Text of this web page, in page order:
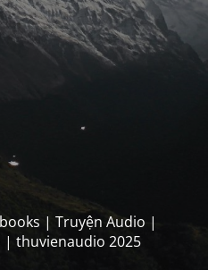
| Truyện Audio |
thuvienaudio 2025